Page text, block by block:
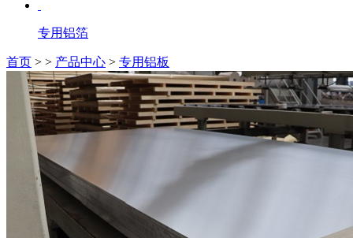
专用铝箔
首页 > > 产品中心 > 专用铝板